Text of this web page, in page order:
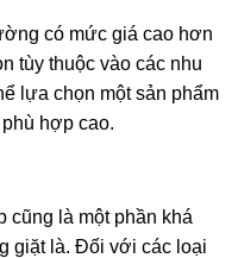
có mức giá cao hơn
tùy thuộc vào các nhu
lựa chọn một sản phẩm
hợp cao.
cũng là một phần khá
giặt là. Đối với các loại